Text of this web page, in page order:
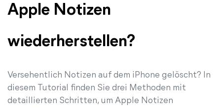
Apple Notizen
wiederherstellen?
Versehentlich Notizen auf dem iPhone gelöscht? In
diesem Tutorial finden Sie drei Methoden mit
detaillierten Schritten, um Apple Notizen